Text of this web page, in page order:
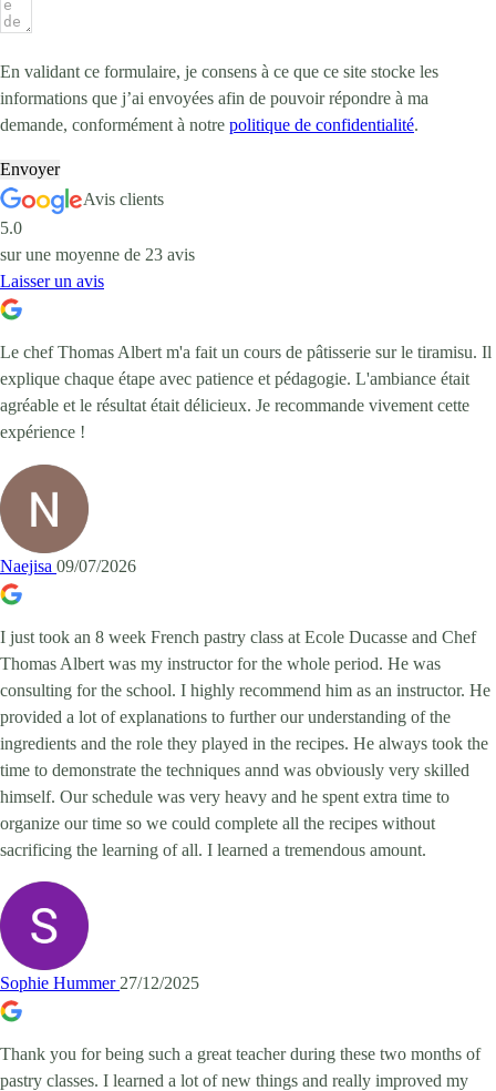
En validant ce formulaire, je consens à ce que ce site stocke les
informations que j’ai envoyées afin de pouvoir répondre à ma
demande, conformément à notre politique de confidentialité.
Envoyer
Avis clients
5.0
sur une moyenne de 23 avis
Laisser un avis
Le chef Thomas Albert m'a fait un cours de pâtisserie sur le tiramisu. Il
explique chaque étape avec patience et pédagogie. L'ambiance était
agréable et le résultat était délicieux. Je recommande vivement cette
expérience !
Naejisa 09/07/2026
I just took an 8 week French pastry class at Ecole Ducasse and Chef
Thomas Albert was my instructor for the whole period. He was
consulting for the school. I highly recommend him as an instructor. He
provided a lot of explanations to further our understanding of the
ingredients and the role they played in the recipes. He always took the
time to demonstrate the techniques annd was obviously very skilled
himself. Our schedule was very heavy and he spent extra time to
organize our time so we could complete all the recipes without
sacrificing the learning of all. I learned a tremendous amount.
Sophie Hummer 27/12/2025
Thank you for being such a great teacher during these two months of
pastry classes. I learned a lot of new things and really improved my